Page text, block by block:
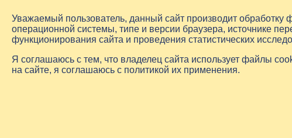
Уважаемый пользователь, данный сайт производит обработку
операционной системы, типе и версии браузера, источнике
функционирования сайта и проведения статистических
Я соглашаюсь с тем, что владелец сайта использует файлы
на сайте, я соглашаюсь с политикой их применения.